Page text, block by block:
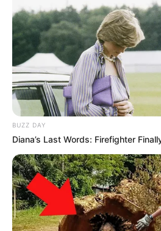
poker.
Idriss et Luna assistent aux
Martin et Louisa. Luna
potentiel comique mais il
Luna a un comédien qui ne
Roméo, elle demande à
pour les répétitions. Il va
à Chloé. Un peu plus tard,
Lucie de rejoindre la troupe…
Luna de lui trouver un rôle.
BUZZ DAY
Diana’s Last Words: Firefighter